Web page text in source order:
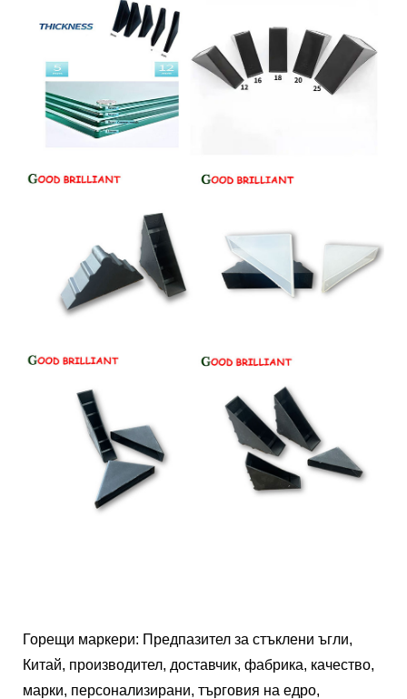
Горещи маркери: Предпазител за стъклени ъгли,
Китай, производител, доставчик, фабрика, качество,
марки, персонализирани, търговия на едро,